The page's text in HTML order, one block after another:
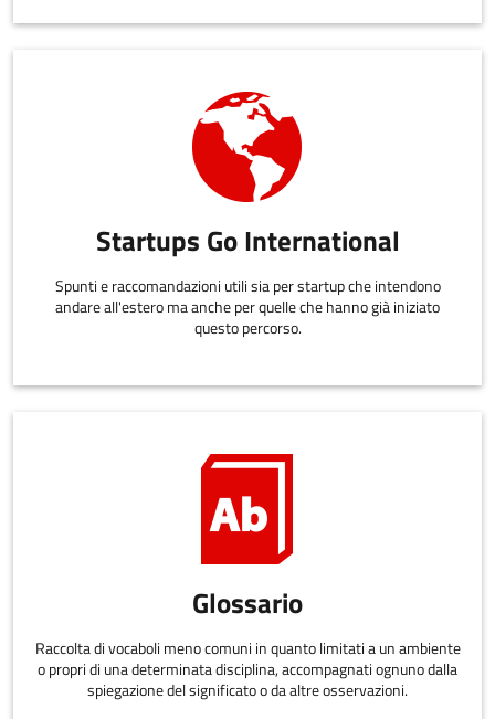
Startups Go International
Spunti e raccomandazioni utili sia per startup che intendono
andare all'estero ma anche per quelle che hanno già iniziato
questo percorso.
Glossario
Raccolta di vocaboli meno comuni in quanto limitati a un ambiente
o propri di una determinata disciplina, accompagnati ognuno dalla
spiegazione del significato o da altre osservazioni.